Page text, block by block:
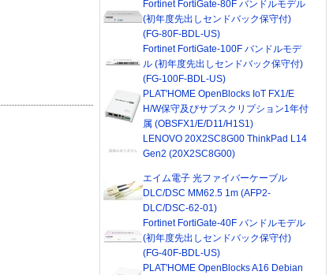
Fortinet FortiGate-80F バンドルモデル
(初年度先出しセンドバック保守付)
(FG-80F-BDL-US)
Fortinet FortiGate-100F バンドルモデ
ル (初年度先出しセンドバック保守付)
(FG-100F-BDL-US)
PLAT'HOME OpenBlocks IoT FX1/E
H/W保守及びサブスクリプション1年付
属 (OBSFX1/E/D11/H1S1)
LENOVO 20X2SC8G00 ThinkPad L14
Gen2 (20X2SC8G00)
エイム電子 光ファイバーケーブル
DLC/DSC MM62.5 1m (AFP2-
DLC/DSC-62-01)
Fortinet FortiGate-40F バンドルモデル
(初年度先出しセンドバック保守付)
(FG-40F-BDL-US)
PLAT'HOME OpenBlocks A16 Debian